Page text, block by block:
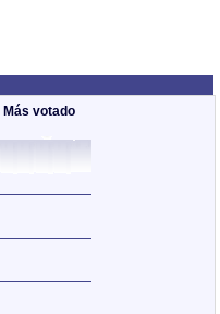
Más votado